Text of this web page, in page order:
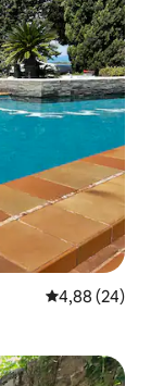
4,88 de uma
4,88 (24)